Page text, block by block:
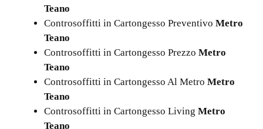
Teano
Controsoffitti in Cartongesso Preventivo Metro
Teano
Controsoffitti in Cartongesso Prezzo Metro
Teano
Controsoffitti in Cartongesso Al Metro Metro
Teano
Controsoffitti in Cartongesso Living Metro
Teano